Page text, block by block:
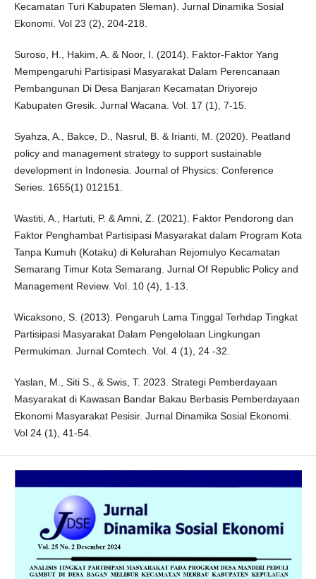
Kecamatan Turi Kabupaten Sleman). Jurnal Dinamika Sosial
Ekonomi. Vol 23 (2), 204-218.
Suroso, H., Hakim, A. & Noor, I. (2014). Faktor-Faktor Yang
Mempengaruhi Partisipasi Masyarakat Dalam Perencanaan
Pembangunan Di Desa Banjaran Kecamatan Driyorejo
Kabupaten Gresik. Jurnal Wacana. Vol. 17 (1), 7-15.
Syahza, A., Bakce, D., Nasrul, B. & Irianti, M. (2020). Peatland
policy and management strategy to support sustainable
development in Indonesia. Journal of Physics: Conference
Series. 1655(1) 012151.
Wastiti, A., Hartuti, P. & Amni, Z. (2021). Faktor Pendorong dan
Faktor Penghambat Partisipasi Masyarakat dalam Program Kota
Tanpa Kumuh (Kotaku) di Kelurahan Rejomulyo Kecamatan
Semarang Timur Kota Semarang. Jurnal Of Republic Policy and
Management Review. Vol. 10 (4), 1-13.
Wicaksono, S. (2013). Pengaruh Lama Tinggal Terhdap Tingkat
Partisipasi Masyarakat Dalam Pengelolaan Lingkungan
Permukiman. Jurnal Comtech. Vol. 4 (1), 24 -32.
Yaslan, M., Siti S., & Swis, T. 2023. Strategi Pemberdayaan
Masyarakat di Kawasan Bandar Bakau Berbasis Pemberdayaan
Ekonomi Masyarakat Pesisir. Jurnal Dinamika Sosial Ekonomi.
Vol 24 (1), 41-54.